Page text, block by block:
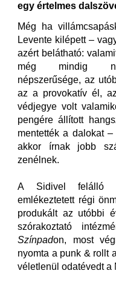
egy értelmes
Még ha
Levente kilépett –
azért belátható:
még mindig
népszerűsége, az
az a provokatív él,
védjegye volt
pengére állított
mentették a dalokat
akkor írnak jobb
zenélnek.
A Sidivel felálló
emlékeztetett régi
produkált az utóbbi
szórakoztató
Színpadon, most
nyomta a punk & rollt
véletlenül odatévedt a